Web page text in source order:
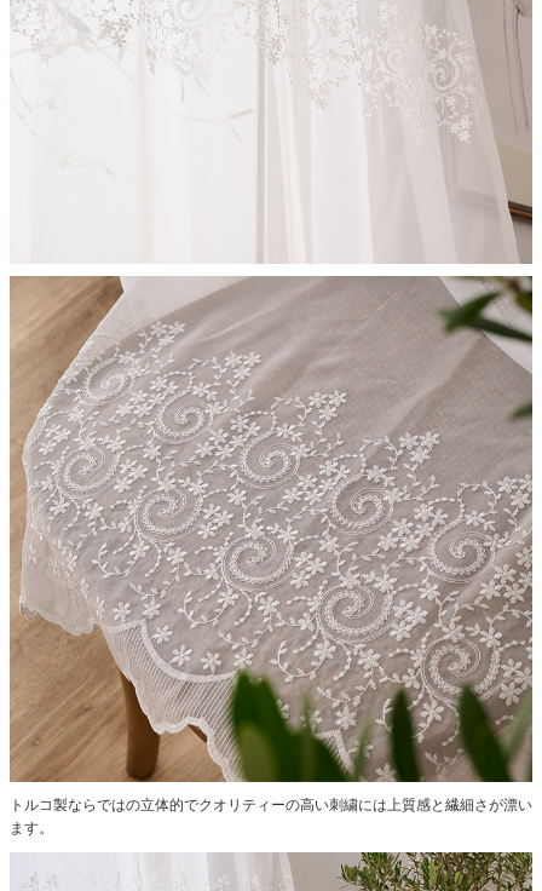
トルコ製ならではの立体的でクオリティーの高い刺繍には上質感と繊細さが漂い
ます。